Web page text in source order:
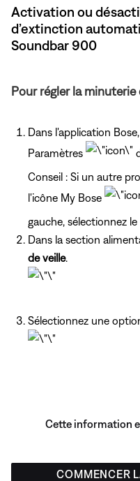
Activation ou
d’extinction
Soundbar 900
Pour régler la minuterie
Dans l'application
Paramètres
Conseil : Si un autre
l'icône My Bose
gauche, sélectionnez
Dans la section
de veille.
Sélectionnez une
Cette information
COMMENCER